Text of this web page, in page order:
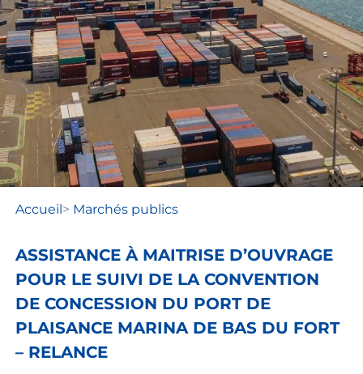
Accueil> Marchés publics
ASSISTANCE À MAITRISE D’OUVRAGE
POUR LE SUIVI DE LA CONVENTION
DE CONCESSION DU PORT DE
PLAISANCE MARINA DE BAS DU FORT
– RELANCE